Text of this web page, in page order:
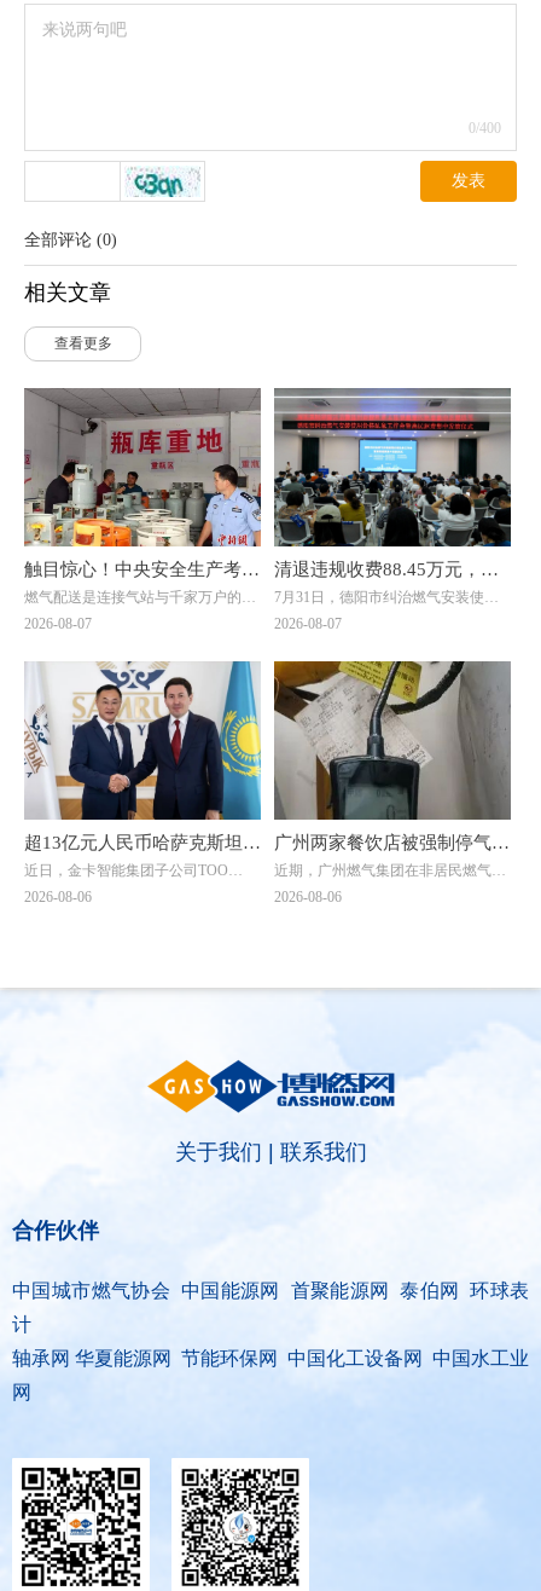
0/400
发表
全部评论 (0)
相关文章
查看更多
触目惊心！中央安全生产考核
巡查组暗访云南：液化气瓶装
燃气配送是连接气站与千家万户的关
键环节，但在此次明查暗访中，却成
组随机检查时发现，云南滇楚液化气
有限公司长润街液化气瓶装供应站存
在重大事故隐患。该供应站核定为三
类供应站点，按规范要求存储量不能
超过1立方(15公斤钢瓶最多28瓶)。然
而，现场瓶库内竟堆放着超过150瓶
液化石油气，超量存储4倍以上。当
考核巡查组专家询问为何超量存储
时，供应站负责人支支吾吾，无法给
2026-08-07
清退违规收费88.45万元，惠
及群众4000余户！德阳市举
仪式
7月31日，德阳市纠治燃气安装使用
价格乱象工作会暨惠民退费集中发放
省住建厅城建处处长、厅信息中心主
任邓夏扬，派驻省住建厅纪检监察组
综合处处长魏社莅临出席活动，邓夏
扬作讲话。德阳市住建局党组成员、
副局长陈文元汇报全市燃气纠治工作
情况。活动现场，7个区（市、县）
亮出退费成绩，为7位退费群众代表
发放退费凭证，相关燃气企业同步为
另外7名群众现场办理退费，以现金
当天，全市累计清退违规收费88.45万
元，惠及群众4000余户。
2026-08-07
超13亿元人民币哈萨克斯坦大
单落地！金卡智能国际化战略
近日，金卡智能集团子公司ТОО
"Goldcard Smart Group
2026-08-06
广州两家餐饮店被强制停气！
原因曝光→
近期，广州燃气集团在非居民燃气安
全专项治理中，对两家拒不整改隐患
2026-08-06
关于我们 联系我们
合作伙伴
中国城市燃气协会 中国能源网 首聚能源网 泰伯网 环球表
计
轴承网 华夏能源网 节能环保网 中国化工设备网 中国水工业
网